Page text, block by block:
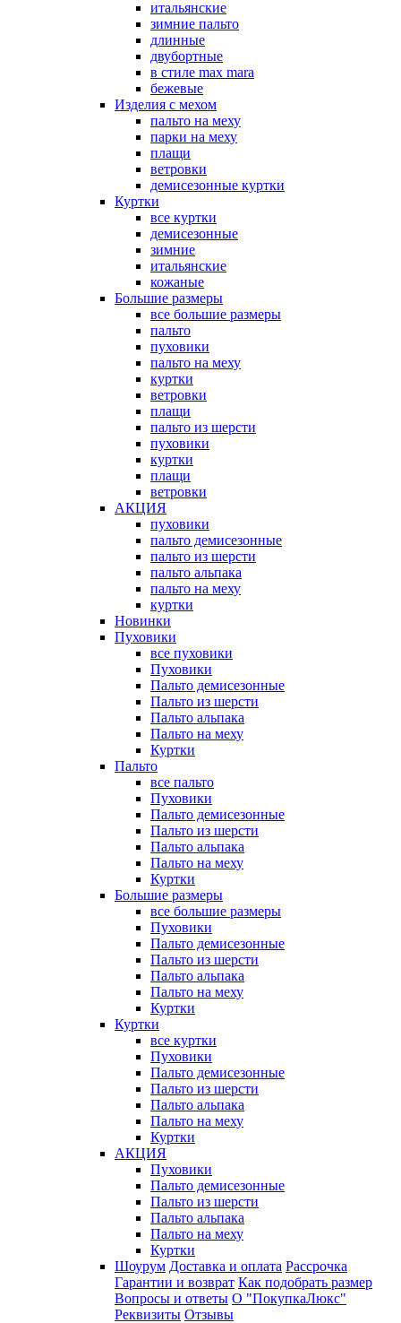
итальянские
зимние пальто
длинные
двубортные
в стиле max mara
бежевые
Изделия с мехом
пальто на меху
парки на меху
плащи
ветровки
демисезонные куртки
Куртки
все куртки
демисезонные
зимние
итальянские
кожаные
Большие размеры
все большие размеры
пальто
пуховики
пальто на меху
куртки
ветровки
плащи
пальто из шерсти
пуховики
куртки
плащи
ветровки
АКЦИЯ
пуховики
пальто демисезонные
пальто из шерсти
пальто альпака
пальто на меху
куртки
Новинки
Пуховики
все пуховики
Пуховики
Пальто демисезонные
Пальто из шерсти
Пальто альпака
Пальто на меху
Куртки
Пальто
все пальто
Пуховики
Пальто демисезонные
Пальто из шерсти
Пальто альпака
Пальто на меху
Куртки
Большие размеры
все большие размеры
Пуховики
Пальто демисезонные
Пальто из шерсти
Пальто альпака
Пальто на меху
Куртки
Куртки
все куртки
Пуховики
Пальто демисезонные
Пальто из шерсти
Пальто альпака
Пальто на меху
Куртки
АКЦИЯ
Пуховики
Пальто демисезонные
Пальто из шерсти
Пальто альпака
Пальто на меху
Куртки
Шоурум Доставка и оплата Рассрочка
Гарантии и возврат Как подобрать размер
Вопросы и ответы О "ПокупкаЛюкс"
Реквизиты Отзывы